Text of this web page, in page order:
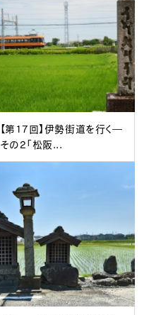
【第17回】伊勢街道を行く―
その2「松阪...